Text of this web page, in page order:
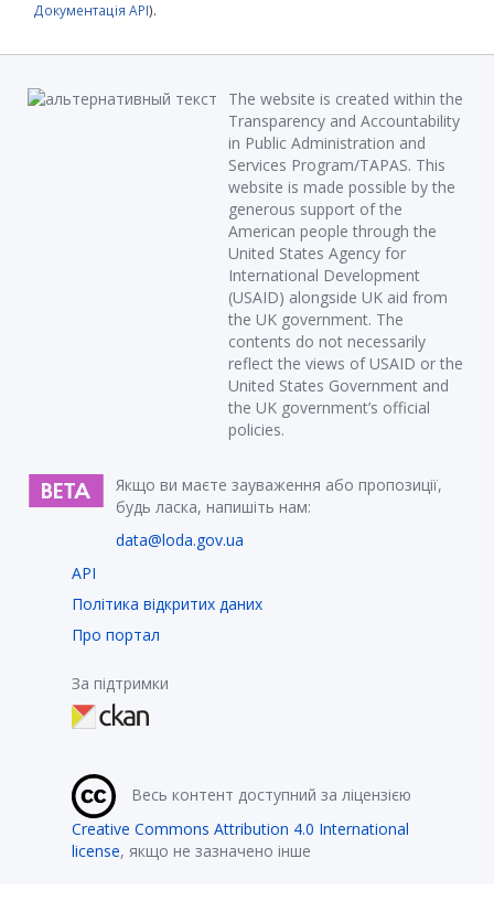
Документація API).
The website is created within the
Transparency and Accountability
in Public Administration and
Services Program/TAPAS. This
website is made possible by the
generous support of the
American people through the
United States Agency for
International Development
(USAID) alongside UK aid from
the UK government. The
contents do not necessarily
reflect the views of USAID or the
United States Government and
the UK government’s official
policies.
Якщо ви маєте зауваження або пропозиції,
будь ласка, напишіть нам:
data@loda.gov.ua
API
Політика відкритих даних
Про портал
За підтримки
Весь контент доступний за ліцензією
Creative Commons Attribution 4.0 International
license, якщо не зазначено інше